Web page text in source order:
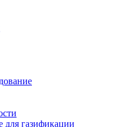
для газификации